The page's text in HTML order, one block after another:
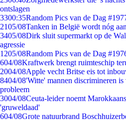
ontslagen
3300:35Random Pics van de Dag
2105/08Tanken in België wordt nóg
3405/08Dirk sluit supermarkt op de
agressie
1205/08Random Pics van de Dag
604/08Kraftwerk brengt ruimteschip
2004/08Apple vecht Britse eis tot
8404/08'Witte' mannen discrimineren
probleem
3004/08Ceuta-leider noemt
'gruweldaad'
604/08Grote natuurbrand